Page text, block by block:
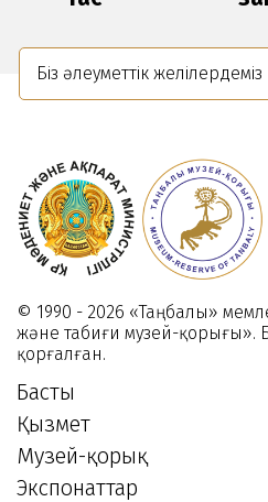
организованная
районным
14
Мая
2022
Біз әлеуметтік желілердеміз
© 1990 - 2026 «Таңбалы»
және табиғи музей-қорығы».
қорғалған.
Басты
Қызмет
Музей-қорық
Экспонаттар